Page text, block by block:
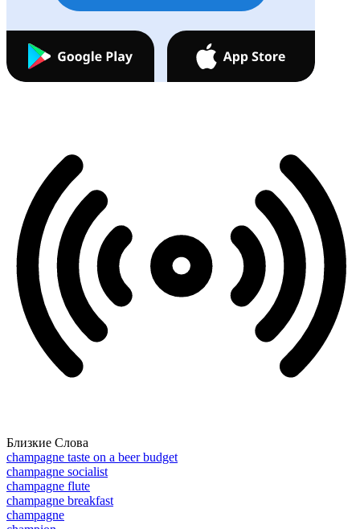
Близкие Слова
champagne taste on a beer budget
champagne socialist
champagne flute
champagne breakfast
champagne